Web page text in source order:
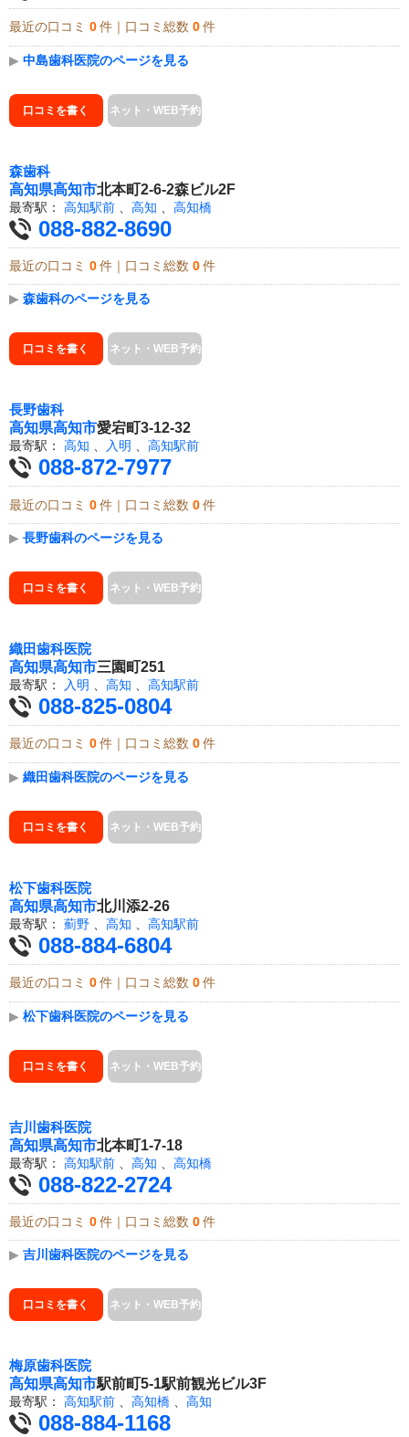
最近の口コミ 0 件｜口コミ総数 0 件
▶ 中島歯科医院のページを見る
口コミを書く ネット・WEB予約
森歯科
高知県高知市北本町2-6-2森ビル2F
最寄駅： 高知駅前 高知 高知橋
088-882-8690
最近の口コミ 0 件｜口コミ総数 0 件
▶ 森歯科のページを見る
口コミを書く ネット・WEB予約
長野歯科
高知県高知市愛宕町3-12-32
最寄駅： 高知 、 入明 、 高知駅前
088-872-7977
最近の口コミ 0 件｜口コミ総数 0 件
▶ 長野歯科のページを見る
口コミを書く ネット・WEB予約
織田歯科医院
高知県高知市三園町251
最寄駅： 入明 高知 高知駅前
088-825-0804
最近の口コミ 0 件｜口コミ総数 0 件
▶ 織田歯科医院のページを見る
口コミを書く ネット・WEB予約
松下歯科医院
高知県高知市北川添2-26
最寄駅： 薊野 高知 高知駅前
088-884-6804
最近の口コミ 0 件｜口コミ総数 0 件
▶ 松下歯科医院のページを見る
口コミを書く ネット・WEB予約
吉川歯科医院
高知県高知市北本町1-7-18
最寄駅： 高知駅前 高知 高知橋
088-822-2724
最近の口コミ 0 件｜口コミ総数 0 件
▶ 吉川歯科医院のページを見る
口コミを書く ネット・WEB予約
梅原歯科医院
高知県高知市駅前町5-1駅前観光ビル3F
最寄駅： 高知駅前 、 高知橋 、 高知
088-884-1168